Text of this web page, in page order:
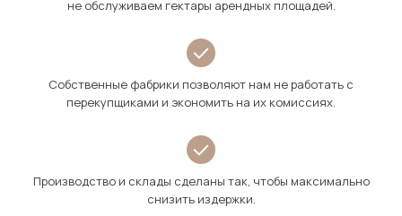
не обслуживаем гектары арендных площадей.
Собственные фабрики позволяют нам не работать с
перекупщиками и экономить на их комиссиях.
Производство и склады сделаны так, чтобы максимально
снизить издержки.